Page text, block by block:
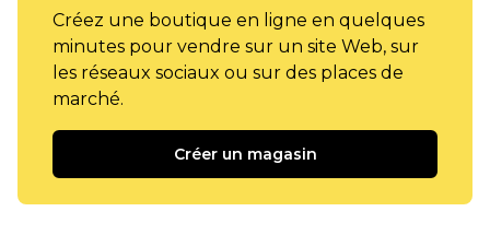
Créez une boutique en ligne en quelques
minutes pour vendre sur un site Web, sur
les réseaux sociaux ou sur des places de
marché.
Créer un magasin